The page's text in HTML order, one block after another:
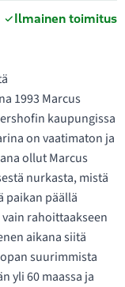
Ilmainen toimitus
1993 Marcus
kaupungissa
on vaatimaton ja
ollut Marcus
nurkasta, mistä
paikan päällä
rahoittaakseen
aikana siitä
suurimmista
yli 60 maassa ja